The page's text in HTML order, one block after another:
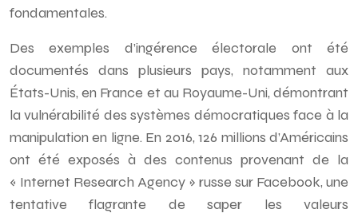
fondamentales.
Des exemples d’ingérence électorale ont été
documentés dans plusieurs pays, notamment aux
États-Unis, en France et au Royaume-Uni, démontrant
la vulnérabilité des systèmes démocratiques face à la
manipulation en ligne. En 2016, 126 millions d’Américains
ont été exposés à des contenus provenant de la
« Internet Research Agency » russe sur Facebook, une
tentative flagrante de saper les valeurs